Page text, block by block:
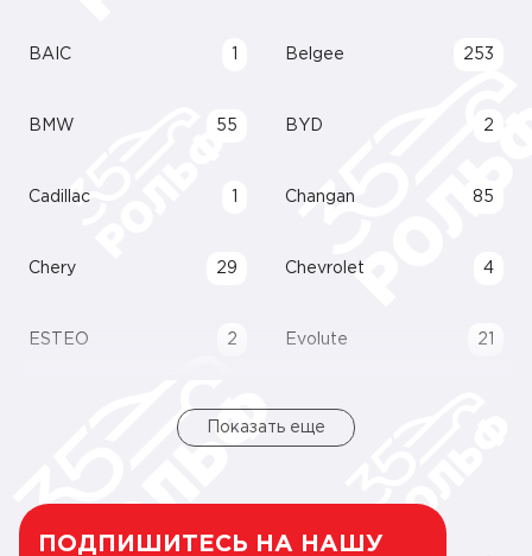
BAIC Belgee 253
BMW 55 BYD 2
Cadillac Changan 85
Chery 29 Chevrolet 4
ESTEO 2 Evolute 21
Показать еще
ПОДПИШИТЕСЬ НА НАШУ